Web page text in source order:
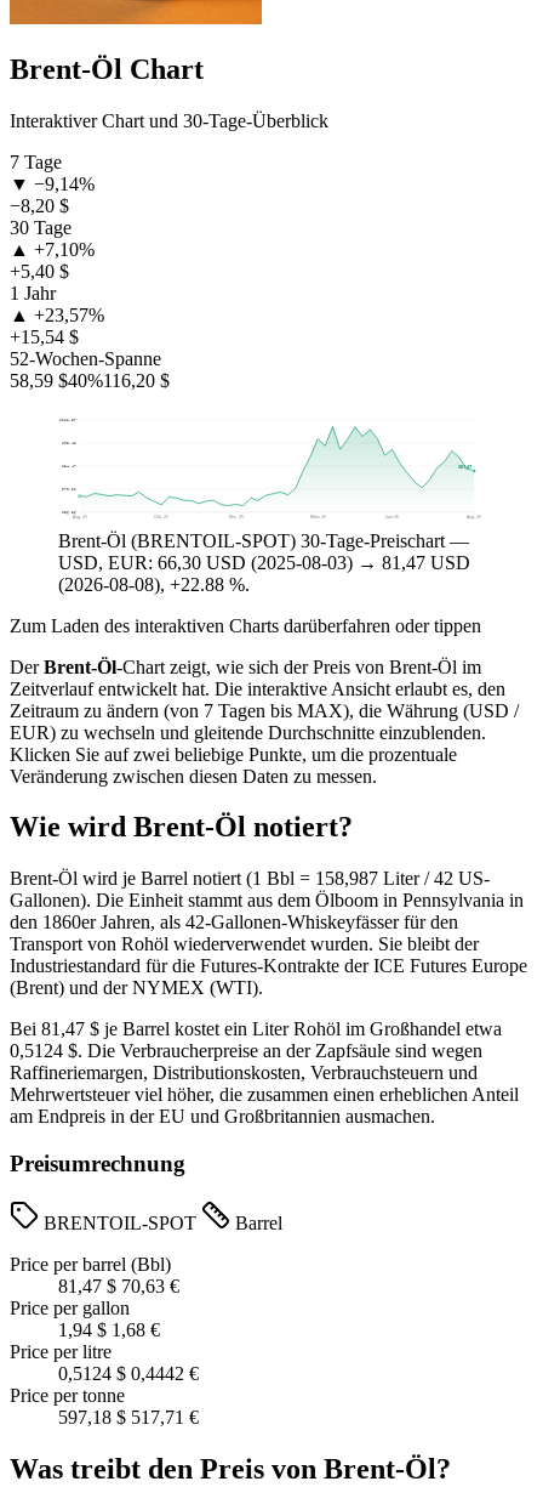
Brent-Öl Chart
Interaktiver Chart und 30-Tage-Überblick
7 Tage
▼ −9,14%
−8,20 $
30 Tage
▲ +7,10%
+5,40 $
1 Jahr
▲ +23,57%
+15,54 $
52-Wochen-Spanne
58,59 $40%116,20 $
$56,56
$70,51
$84,47
$98,42
$112,37
Aug. 25 Okt. 25 Dez. 25 März 26 Juni 26 Aug. 26
$81,47
Brent-Öl (BRENTOIL-SPOT) 30-Tage-Preischart —
USD, EUR: 66,30 USD (2025-08-03) → 81,47 USD
(2026-08-08), +22.88 %.
Zum Laden des interaktiven Charts darüberfahren oder tippen
DerBrent-Öl-Chart zeigt, wie sich der Preis von Brent-Öl im
Zeitverlauf entwickelt hat. Die interaktive Ansicht erlaubt es, den
Zeitraum zu ändern (von 7 Tagen bis MAX), die Währung (USD /
EUR) zu wechseln und gleitende Durchschnitte einzublenden.
Klicken Sie auf zwei beliebige Punkte, um die prozentuale
Veränderung zwischen diesen Daten zu messen.
Wie wird Brent-Öl notiert?
Brent-Öl wird je Barrel notiert (1 Bbl = 158,987 Liter / 42 US-
Gallonen). Die Einheit stammt aus dem Ölboom in Pennsylvania in
den 1860er Jahren, als 42-Gallonen-Whiskeyfässer für den
Transport von Rohöl wiederverwendet wurden. Sie bleibt der
Industriestandard für die Futures-Kontrakte der ICE Futures Europe
(Brent) und der NYMEX (WTI).
Bei 81,47 $ je Barrel kostet ein Liter Rohöl im Großhandel etwa
0,5124 $. Die Verbraucherpreise an der Zapfsäule sind wegen
Raffineriemargen, Distributionskosten, Verbrauchsteuern und
Mehrwertsteuer viel höher, die zusammen einen erheblichen Anteil
am Endpreis in der EU und Großbritannien ausmachen.
Preisumrechnung
BRENTOIL-SPOT
Barrel
Price per barrel (Bbl)
81,47 $ 70,63 €
Price per gallon
1,94 $ 1,68 €
Price per litre
0,5124 $ 0,4442 €
Price per tonne
597,18 $ 517,71 €
Was treibt den Preis von Brent-Öl?